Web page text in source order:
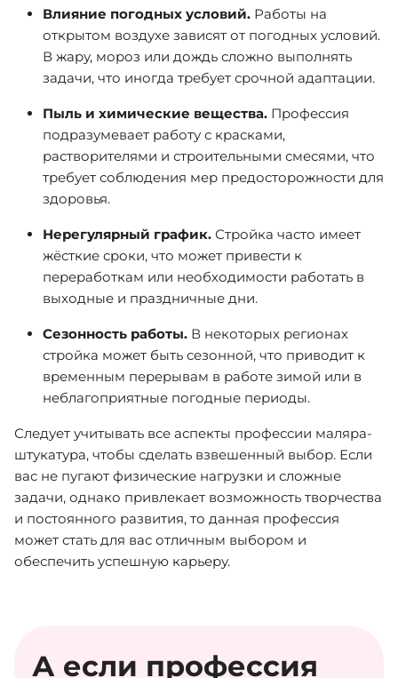
Влияние погодных условий. Работы на
открытом воздухе зависят от погодных условий.
В жару, мороз или дождь сложно выполнять
задачи, что иногда требует срочной адаптации.
Пыль и химические вещества. Профессия
подразумевает работу с красками,
растворителями и строительными смесями, что
требует соблюдения мер предосторожности для
здоровья.
Нерегулярный график. Стройка часто имеет
жёсткие сроки, что может привести к
переработкам или необходимости работать в
выходные и праздничные дни.
Сезонность работы. В некоторых регионах
стройка может быть сезонной, что приводит к
временным перерывам в работе зимой или в
неблагоприятные погодные периоды.
Следует учитывать все аспекты профессии маляра-
штукатура, чтобы сделать взвешенный выбор. Если
вас не пугают физические нагрузки и сложные
задачи, однако привлекает возможность творчества
и постоянного развития, то данная профессия
может стать для вас отличным выбором и
обеспечить успешную карьеру.
А если профессия